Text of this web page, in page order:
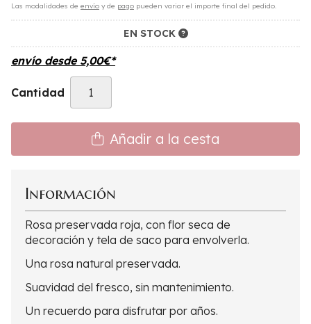
Las modalidades de envío y de pago pueden variar el importe final del pedido.
EN STOCK
envío desde 5,00€*
Cantidad
Añadir a la cesta
Información
Rosa preservada roja, con flor seca de
decoración y tela de saco para envolverla.
Una rosa natural preservada.
Suavidad del fresco, sin mantenimiento.
Un recuerdo para disfrutar por años.